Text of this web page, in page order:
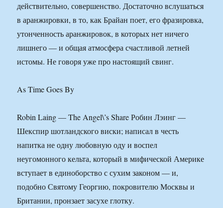
действительно, совершенство. Достаточно вслушаться
в аранжировки, в то, как Брайан поет, его фразировка,
утонченность аранжировок, в которых нет ничего
лишнего — и общая атмосфера счастливой летней
истомы. Не говоря уже про настоящий свинг.
As Time Goes By
Robin Laing — The Angel\’s Share Робин Лэинг —
Шекспир шотландского виски; написал в честь
напитка не одну любовную оду и воспел
неугомонного кельта, который в мифической Америке
вступает в единоборство с сухим законом — и,
подобно Святому Георгию, покровителю Москвы и
Британии, пронзает засухе глотку.